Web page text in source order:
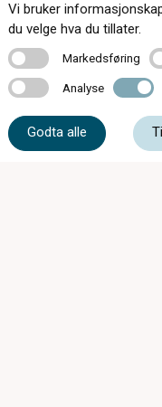
Kontakt
Vi bruker
du velge hva du tillater.
MarkedsføringMarkedsføring
Analyse Analyse Nødvendig
Godta alle